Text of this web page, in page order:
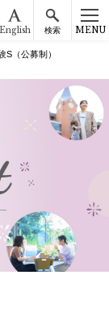
English 検索 MENU
（公募制）